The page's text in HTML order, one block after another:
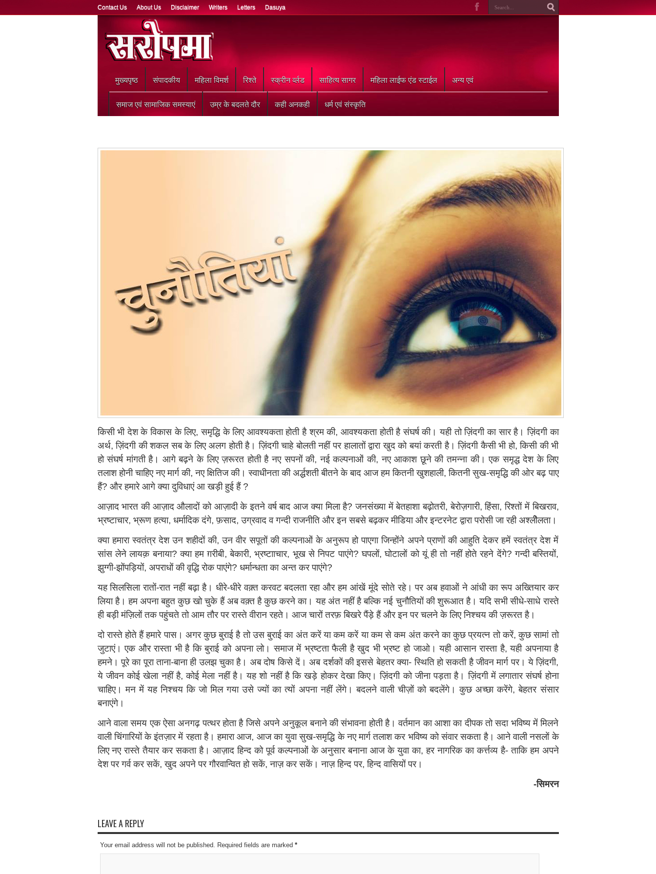
Contact Us About Us Disclaimer Writers Letters Dasuya
मुख्‍यपृष्ठ संपादकीय महिला विमर्श रिश्ते स्क्रीन र्व्लड साहित्य सागर महिला लाईफ एंड स्टाईल अन्य एवं
समाज एवं सामाजिक समस्याएं उम्र के बदलते दौर कही अनकही धर्म एवं संस्कृति
किसी भी देश के विकास के लिए, समृ‍द्धि के लिए आवश्यकता होती है श्रम की, आवश्यकता होती है संघर्ष की। यही तो ज़िंदगी का सार है। ज़िंदगी का
अर्थ, ज़िंदगी की शकल सब के लिए अलग होती है। ज़िंदगी चाहे बोलती नहीं पर हालातों द्वारा खुद को बयां करती है। ज़िंदगी कैसी भी हो, किसी की भी
हो संघर्ष मांगती है। आगे बढ़ने के लिए ज़रूरत होती है नए सपनों की, नई कल्पनाओं की, नए आकाश छूने की तमन्ना की। एक समृद्ध देश के लिए
तलाश होनी चाहिए नए मार्ग की, नए क्षितिज की। स्वाधीनता की अर्द्धशती बीतने के बाद आज हम कितनी खुशहाली, कितनी सुख-समृद्धि की ओर बढ़ पाए
हैं? और हमारे आगे क्या दुविधाएं आ खड़ी हुई हैं ?
आज़ाद भारत की आज़ाद औलादों को आज़ादी के इतने वर्ष बाद आज क्या मिला है? जनसंख्या में बेतहाशा बढ़ोतरी, बेरोज़गारी, हिंसा, रिश्तों में बिखराव,
भ्रष्टाचार, भ्रूण हत्या, धर्मादिक दंगे, फ़साद, उग्रवाद व गन्दी राजनीति और इन सबसे बढ़कर मीडिया और इन्टरनेट द्वारा परोसी जा रही अश्लीेलता।
क्या हमारा स्वतंत्र देश उन शहीदों की, उन वीर सपूतों की कल्‍पनाओं के अनुरूप हो पाएगा जिन्होंने अपने प्राणों की आहुति देकर हमें स्वतंत्र देश में
सांस लेने लायक़ बनाया? क्या हम ग़रीबी, बेकारी, भ्रष्टााचार, भूख से निपट पाएंगे? घपलों, घोटालों को यूं ही तो नहीं होते रहने देंगे? गन्दी बस्तियों,
झुग्गी-झोंपड़ियों, अपराधों की वृ‍द्धि रोक पाएंगे? धर्मान्धता का अन्त कर पाएंगे?
यह सिलसिला रातों-रात नहीं बढ़ा है। धीरे-धीरे वक़्त करवट बदलता रहा और हम आंखें मूंदे सोते रहे। पर अब हवाओं ने आंधी का रूप अख्तियार कर
लिया है। हम अपना बहुत कुछ खो चुके हैं अब वक़्त है कुछ करने का। यह अंत नहीं है बल्कि नई चुनौतियों की शुरूआत है। यदि सभी सीधे-साधे रास्ते
ही बड़ी मंज़िलों तक पहुंचते तो आम तौर पर रास्ते वीरान रहते। आज चारों तरफ़ बिखरे पैंड़े हैं और इन पर चलने के लिए निश्‍चय की ज़रूरत है।
दो रास्ते होते हैं हमारे पास। अगर कुछ बुराई है तो उस बुराई का अंत करें या कम करें या कम से कम अंत करने का कुछ प्रयत्न तो करें, कुछ सामां तो
जुटाएं। एक और रास्ता भी है कि बुराई को अपना लो। समाज में भ्रष्टता फैली है खुद भी भ्रष्ट हो जाओ। यही आसान रास्ता है, यही अपनाया है
हमने। पूरे का पूरा ताना-बाना ही उलझ चुका है। अब दोष किसे दें। अब दर्शकों की इससे बेहतर क्या- स्थिति हो सकती है जीवन मार्ग पर। ये ज़िंदगी,
ये जीवन कोई खेला नहीं है, कोई मेला नहीं है। यह शो नहीं है कि खड़े होकर देखा किए। ज़िंदगी को जीना पड़ता है। ज़िंदगी में लगातार संघर्ष होना
चाहिए। मन में यह निश्चय कि जो मिल गया उसे ज्यों का त्यों अपना नहीं लेंगे। बदलने वाली चीज़ों को बदलेंगे। कुछ अच्छा करेंगे, बेहतर संसार
बनाएंगे।
आने वाला समय एक ऐसा अनगढ़ पत्थर होता है जिसे अपने अनुकूल बनाने की संभावना होती है। वर्तमान का आशा का दीपक तो सदा भविष्‍य में मिलने
वाली चिंगारियों के इंतज़ार में रहता है। हमारा आज, आज का युवा सुख-समृद्धि के नए मार्ग तलाश कर भविष्य को संवार सकता है। आने वाली नसलों के
लिए नए रास्ते तैयार कर सकता है। आज़ाद हिन्द को पूर्व कल्पनाओं के अनुसार बनाना आज के युवा का, हर नागरिक का कर्त्तव्य है- ताकि हम अपने
देश पर गर्व कर सकें, खुद अपने पर गौरवान्वित हो सकें, नाज़ कर सकें। नाज़ हिन्द पर, हिन्द वासियों पर।
-सिमरन
LEAVE A REPLY
Your email address will not be published. Required fields are marked *